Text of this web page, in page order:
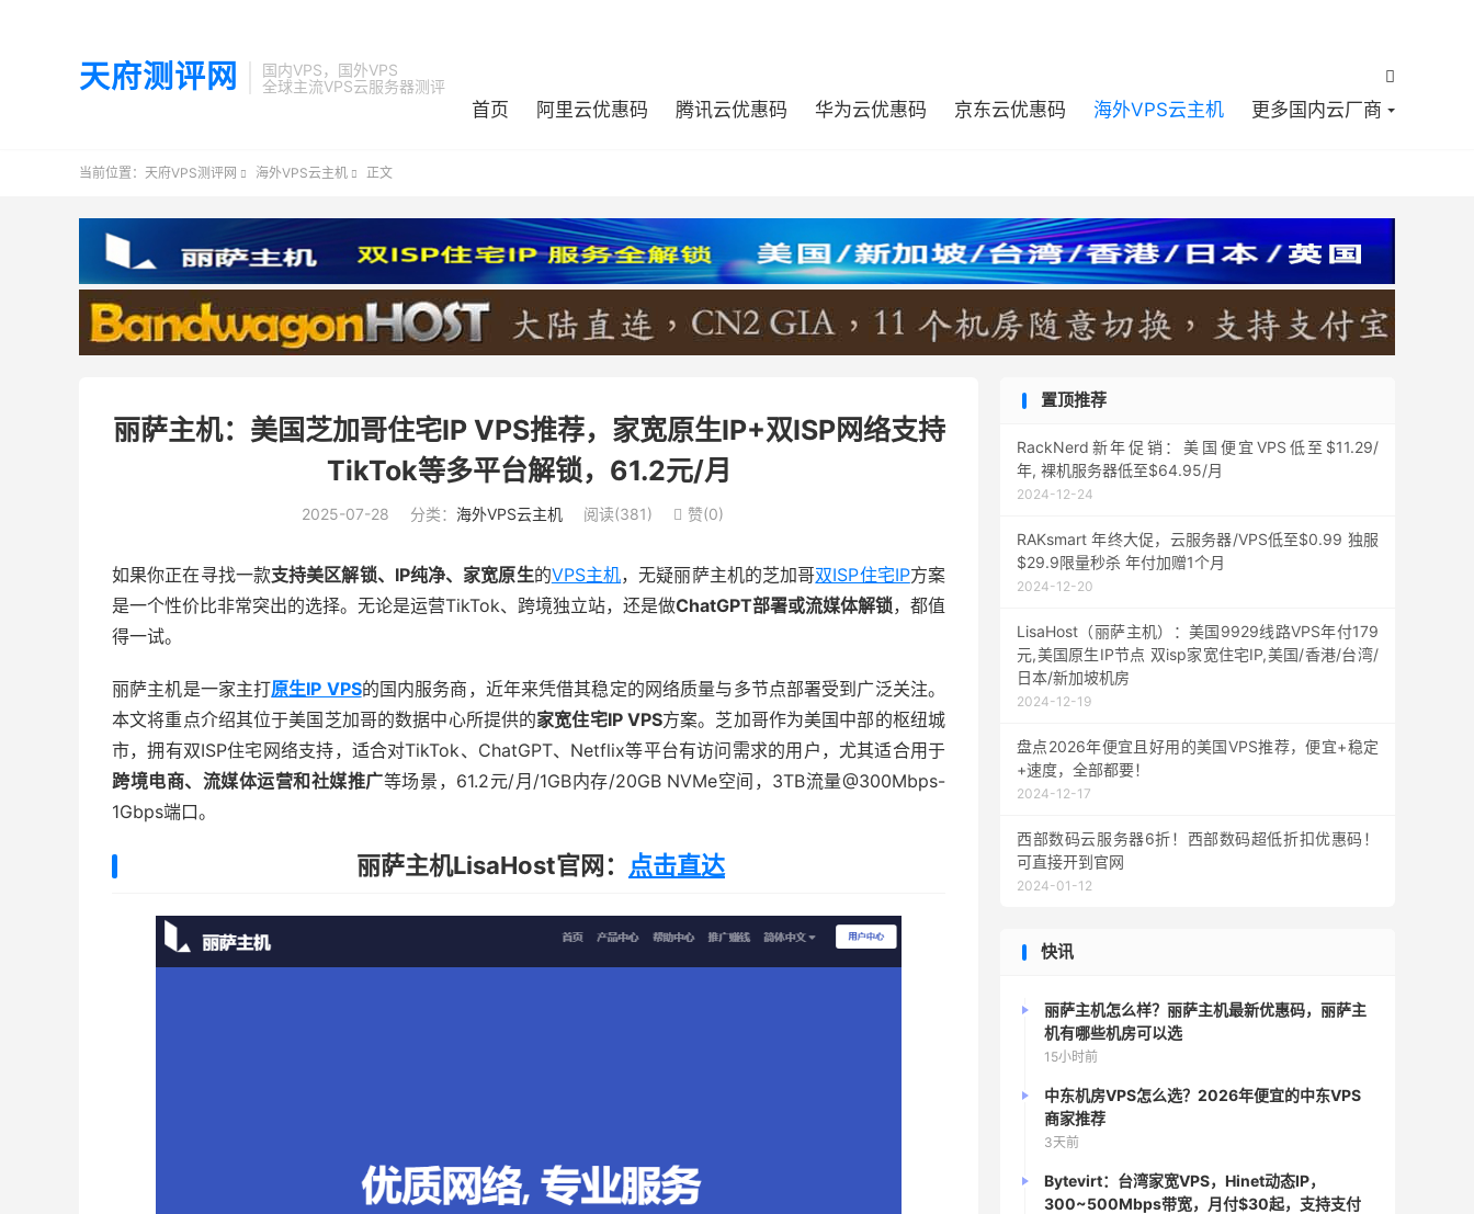
天府测评网
国内VPS，国外VPS
全球主流VPS云服务器测评

首页 阿里云优惠码 腾讯云优惠码 华为云优惠码 京东云优惠码 海外VPS云主机 更多国内云厂商
当前位置： 天府VPS测评网  海外VPS云主机  正文
丽萨主机：美国芝加哥住宅IP VPS推荐，家宽原生IP+双ISP网络支持
TikTok等多平台解锁，61.2元/月
2025-07-28 分类： 海外VPS云主机 阅读(381)  赞(0)
如果你正在寻找一款支持美区解锁、IP纯净、家宽原生的VPS主机，无疑丽萨主机的芝加哥双ISP住宅IP方案
是一个性价比非常突出的选择。无论是运营TikTok、跨境独立站，还是做ChatGPT部署或流媒体解锁，都值
得一试。
丽萨主机是一家主打原生IP VPS的国内服务商，近年来凭借其稳定的网络质量与多节点部署受到广泛关注。
本文将重点介绍其位于美国芝加哥的数据中心所提供的家宽住宅IP VPS方案。芝加哥作为美国中部的枢纽城
市，拥有双ISP住宅网络支持，适合对TikTok、ChatGPT、Netflix等平台有访问需求的用户，尤其适合用于
跨境电商、流媒体运营和社媒推广等场景，61.2元/月/1GB内存/20GB NVMe空间，3TB流量@300Mbps-
1Gbps端口。
丽萨主机LisaHost官网： 点击直达
置顶推荐
RackNerd新年促销：美国便宜VPS低至$11.29/
年, 裸机服务器低至$64.95/月
2024-12-24
RAKsmart 年终大促，云服务器/VPS低至$0.99 独服
$29.9限量秒杀 年付加赠1个月
2024-12-20
LisaHost（丽萨主机）：美国9929线路VPS年付179
元,美国原生IP节点 双isp家宽住宅IP,美国/香港/台湾/
日本/新加坡机房
2024-12-19
盘点2026年便宜且好用的美国VPS推荐，便宜+稳定
+速度，全部都要！
2024-12-17
西部数码云服务器6折！西部数码超低折扣优惠码！
可直接开到官网
2024-01-12
快讯
丽萨主机怎么样？丽萨主机最新优惠码，丽萨主
机有哪些机房可以选
15小时前
中东机房VPS怎么选？2026年便宜的中东VPS
商家推荐
3天前
Bytevirt：台湾家宽VPS，Hinet动态IP，
300~500Mbps带宽，月付$30起，支持支付